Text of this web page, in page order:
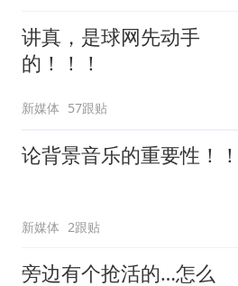
讲真，是球网先动手
的！！！
新媒体 57跟贴
论背景音乐的重要性！！
新媒体 2跟贴
旁边有个抢活的…怎么